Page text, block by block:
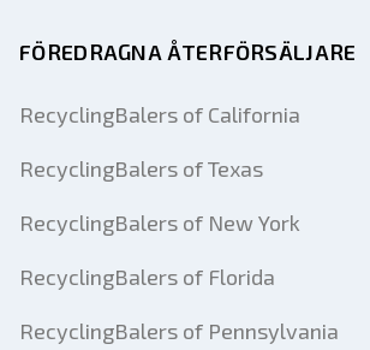
FÖREDRAGNA ÅTERFÖRSÄLJARE
RecyclingBalers of California
RecyclingBalers of Texas
RecyclingBalers of New York
RecyclingBalers of Florida
RecyclingBalers of Pennsylvania